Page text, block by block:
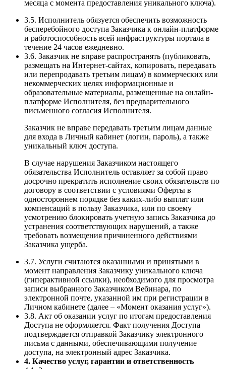
месяца с момента предоставления уникального ключа).
3.5. Исполнитель обязуется обеспечить возможность
бесперебойного доступа Заказчика к онлайн-платформе
и работоспособность всей инфраструктуры портала в
течение 24 часов ежедневно.
3.6. Заказчик не вправе распространять (публиковать,
размещать на Интернет-сайтах, копировать, передавать
или перепродавать третьим лицам) в коммерческих или
некоммерческих целях информационные и
образовательные материалы, размещенные на онлайн-
платформе Исполнителя, без предварительного
письменного согласия Исполнителя.
Заказчик не вправе передавать третьим лицам данные
для входа в Личный кабинет (логин, пароль), а также
уникальный ключ доступа.
В случае нарушения Заказчиком настоящего
обязательства Исполнитель оставляет за собой право
досрочно прекратить исполнение своих обязательств по
договору в соответствии с условиями Оферты в
одностороннем порядке без каких-либо выплат или
компенсаций в пользу Заказчика, или по своему
усмотрению блокировать учетную запись Заказчика до
устранения соответствующих нарушений, а также
требовать возмещения причиненного действиями
Заказчика ущерба.
3.7. Услуги считаются оказанными и принятыми в
момент направления Заказчику уникального ключа
(гиперактивной ссылки), необходимого для просмотра
записи выбранного Заказчиком Вебинара, по
электронной почте, указанной им при регистрации в
Личном кабинете (далее – «Момент оказания услуг»).
3.8. Акт об оказании услуг по итогам предоставления
Доступа не оформляется. Факт получения Доступа
подтверждается отправкой Заказчику электронного
письма с данными, обеспечивающими получение
доступа, на электронный адрес Заказчика.
4. Качество услуг, гарантии и ответственность